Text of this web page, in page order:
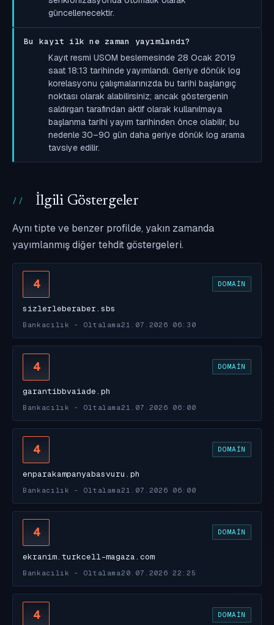
güncellenecektir.
Bu kayıt ilk ne zaman yayımlandı?
Kayıt resmi USOM beslemesinde 28 Ocak 2019
saat 18:13 tarihinde yayımlandı. Geriye dönük log
korelasyonu çalışmalarınızda bu tarihi başlangıç
noktası olarak alabilirsiniz; ancak göstergenin
saldırgan tarafından aktif olarak kullanılmaya
başlanma tarihi yayım tarihinden önce olabilir, bu
nedenle 30–90 gün daha geriye dönük log arama
tavsiye edilir.
İlgili Göstergeler
Aynı tipte ve benzer profilde, yakın zamanda
yayımlanmış diğer tehdit göstergeleri.
4 DOMAIN
sizlerleberaber.sbs
Bankacılık - Oltalama21.07.2026 06:30
4 DOMAIN
garantibbvaiade.ph
Bankacılık - Oltalama21.07.2026 06:00
4 DOMAIN
enparakampanyabasvuru.ph
Bankacılık - Oltalama21.07.2026 06:00
4 DOMAIN
ekranim.turkcell-magaza.com
Bankacılık - Oltalama20.07.2026 22:25
4 DOMAIN